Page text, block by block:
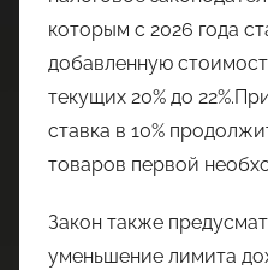
которым с 2026 года
добавленную
текущих 20% до
ставка в 10%
товаров первой
Закон также
уменьшение лимита